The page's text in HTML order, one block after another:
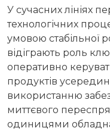
У сучасних лініях
технологічних
умовою стабільної
відіграють роль
оперативно
продуктів
використанню
миттєвого
одиницями